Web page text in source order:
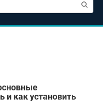
и как установить